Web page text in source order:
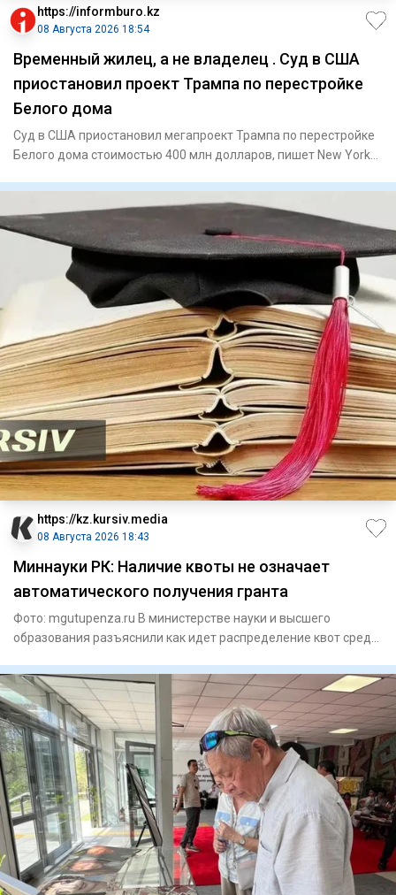
https://informburo.kz
08 Августа 2026 18:54
Временный жилец, а не владелец . Суд в США
приостановил проект Трампа по перестройке
Белого дома
Суд в США приостановил мегапроект Трампа по перестройке
Белого дома стоимостью 400 млн долларов, пишет New York
https://kz.kursiv.media
08 Августа 2026 18:43
Миннауки РК: Наличие квоты не означает
автоматического получения гранта
Фото: mgutupenza.ru В министерстве науки и высшего
образования разъяснили как идет распределение квот среди